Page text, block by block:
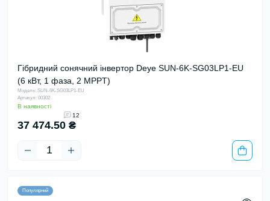
Гібридний сонячний інвертор Deye SUN-6K-SG03LP1-EU
(6 кВт, 1 фаза, 2 MPPT)
Модель: SUN-6K-SG03LP1-EU
Артикул: 00302
В наявності
12
37 474.50 ₴
Популярний